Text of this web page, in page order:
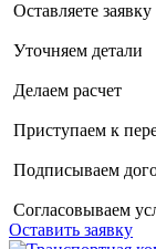
Оставляете заявку
Уточняем детали
Делаем расчет
Приступаем к
Подписываем
Согласовываем
Оставить заявку